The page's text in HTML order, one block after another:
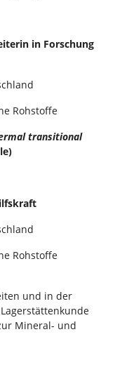
in Forschung
Rohstoffe
transitional
Rohstoffe
und in der
Mineral- und